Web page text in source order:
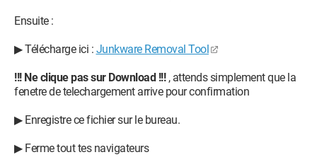
Ensuite :
▶ Télécharge ici : Junkware Removal Tool
!!! Ne clique pas sur Download !!!, attends simplement que la
fenetre de telechargement arrive pour confirmation
▶ Enregistre ce fichier sur le bureau.
▶ Ferme tout tes navigateurs